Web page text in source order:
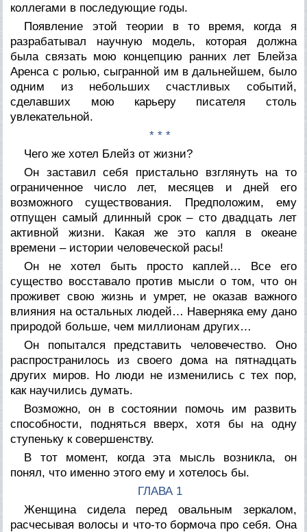
коллегами в последующие годы.
Появление этой теории в то время, когда я
разрабатывал научную модель, которая должна
была связать мою концепцию ранних лет Блейза
Аренса с ролью, сыгранной им в дальнейшем, было
одним из небольших счастливых событий,
сделавших мою карьеру писателя столь
увлекательной.
* * *
Чего же хотел Блейз от жизни?
Он заставил себя пристально взглянуть на то
ограниченное число лет, месяцев и дней его
возможного существования. Предположим, ему
отпущен самый длинный срок – сто двадцать лет
активной жизни. Какая же это капля в океане
времени – истории человеческой расы!
Он не хотел быть просто каплей… Все его
существо восставало против мысли о том, что он
проживет свою жизнь и умрет, не оказав важного
влияния на остальных людей… Наверняка ему дано
природой больше, чем миллионам других…
Он попытался представить человечество. Оно
распространилось из своего дома на пятнадцать
других миров. Но люди не изменились с тех пор,
как научились думать.
Возможно, он в состоянии помочь им развить
способности, подняться вверх, хотя бы на одну
ступеньку к совершенству.
В тот момент, когда эта мысль возникла, он
понял, что именно этого ему и хотелось бы.
ГЛАВА 1
Женщина сидела перед овальным зеркалом,
расчесывая волосы и что-то бормоча про себя. Она